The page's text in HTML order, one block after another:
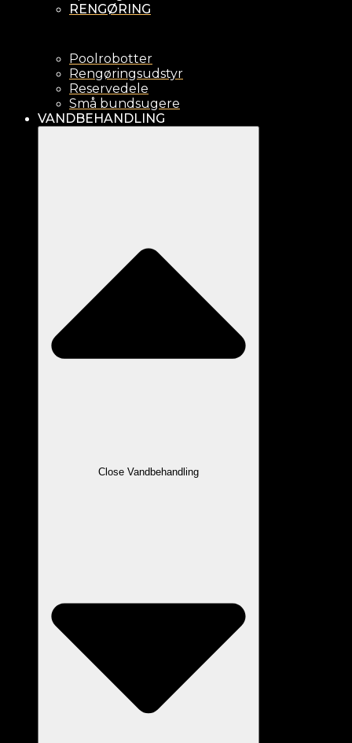
RENGØRING
Poolrobotter
Rengøringsudstyr
Reservedele
Små bundsugere
VANDBEHANDLING
Close Vandbehandling